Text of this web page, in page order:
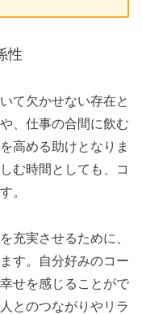
性
て欠かせない存在と
、仕事の合間に飲む
高める助けとなりま
む時間としても、コ
。
充実させるために、
す。自分好みのコー
せを感じることがで
とのつながりやリラ